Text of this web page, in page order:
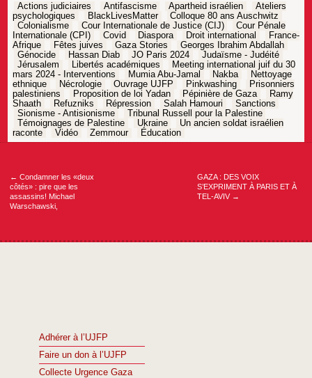
Actions judiciaires Antifascisme Apartheid israélien
Ateliers
psychologiques
BlackLivesMatter
Colloque 80 ans Auschwitz
Colonialisme
Cour Internationale de Justice (CIJ)
Cour Pénale
Internationale (CPI)
Covid Diaspora Droit international
France-
Afrique
Fêtes juives Gaza Stories
Georges Ibrahim Abdallah
Génocide
Hassan Diab JO Paris 2024
Judaïsme - Judéité
Jérusalem
Libertés académiques
Meeting international juif du 30
mars 2024 - Interventions
Mumia Abu-Jamal Nakba
Nettoyage
ethnique
Nécrologie Ouvrage UJFP Pinkwashing
Prisonniers
palestiniens
Proposition de loi Yadan Pépinière de Gaza
Ramy
Shaath
Refuzniks Répression Salah Hamouri
Sanctions
Sionisme - Antisionisme
Tribunal Russell pour la Palestine
Témoignages de Palestine
Ukraine
Un ancien soldat israélien
raconte
Vidéo Zemmour Éducation
Navigation
← Condamner les «deux
côtés» : pire que les
assassins! Michael
Warschawski,
GAZA : DES VOIX
S’EXPRIMENT À PARIS ET À
TEL-AVIV →
Adhérer à l’UJFP
Faire un don à l’UJFP
Collecte Urgence Gaza